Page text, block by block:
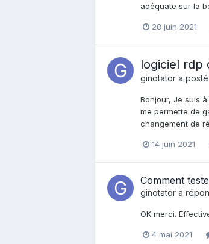
adéquate sur la
28 juin 2021
logiciel rdp
ginotator a
Bonjour, Je suis
me permette de
changement de
14 juin 2021
Comment
ginotator a
OK merci.
4 mai 2021